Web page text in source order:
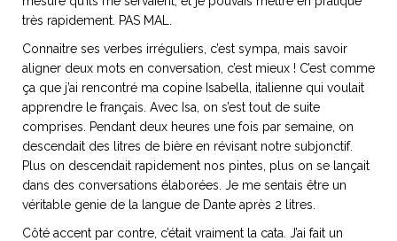
ART ET DESIGN
très rapidement. PAS MAL.
Connaitre ses verbes irréguliers, c’est sympa, mais savoir
aligner deux mots en conversation, c’est mieux ! C’est comme
ça que j’ai rencontré ma copine Isabella, italienne qui voulait
apprendre le français. Avec Isa, on s’est tout de suite
comprises. Pendant deux heures une fois par semaine, on
descendait des litres de bière en révisant notre subjonctif.
Plus on descendait rapidement nos pintes, plus on se lançait
dans des conversations élaborées. Je me sentais être un
véritable genie de la langue de Dante après 2 litres.
Côté accent par contre, c’était vraiment la cata. J’ai fait un